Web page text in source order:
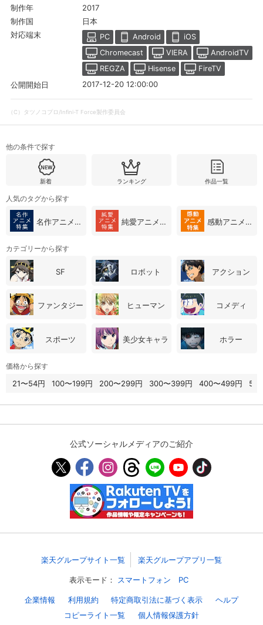
会員設定 会員情報 閉じる
会員情報変更
基本情報、本人連絡先、パスワード 、クレ
ます。
レンタル、購入、定額見放題の購入履歴の
と便利です。
お気に入りに登録した作品を確認できま
能です。
閲覧履歴
サイト内の閲覧履歴を確認できます。履歴
の削除も可能です。
視聴年齢制限
サイト内で表示される作品の表示制限が可
能です。5段階の年齢区分から選択できま
す。
制作年 2017
制作国 日本
対応端末 PC Android
iOS
Chromecast
VIERA
AndroidTV
REGZA
Hisense
FireTV
公開開始日
2017-12-20 12:00:00
（C）タツノコプロ/Infini-T Force製作委員会
他の条件で探す
新着 ランキング 作品一覧
人気のタグから探す
名作アニメ特集 純愛アニメ特集 感動アニメ特集
カテゴリーから探す
SF ロボット アクション
ファンタジー ヒューマン コメディ
スポーツ 美少女キャラ ホラー
価格から探す
21〜54円 100〜199円 200〜299円 300〜399円 400〜499円
公式ソーシャルメディアのご紹介
楽天グループサイト一覧 楽天グループアプリ一覧
表示モード： スマートフォン PC
企業情報 利用規約 特定商取引法に基づく表示
ヘルプ
コピーライト一覧
個人情報保護方針